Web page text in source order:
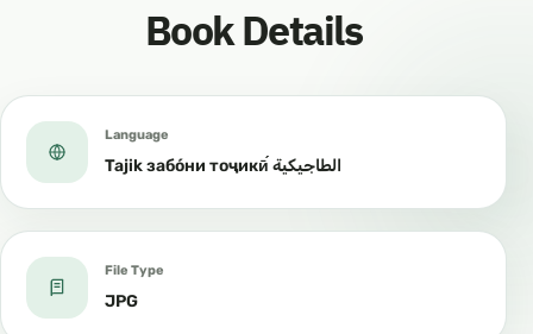
Book Details
Language
Tajik забо́ни тоҷикӣ́ الطاجيكية
File Type
JPG